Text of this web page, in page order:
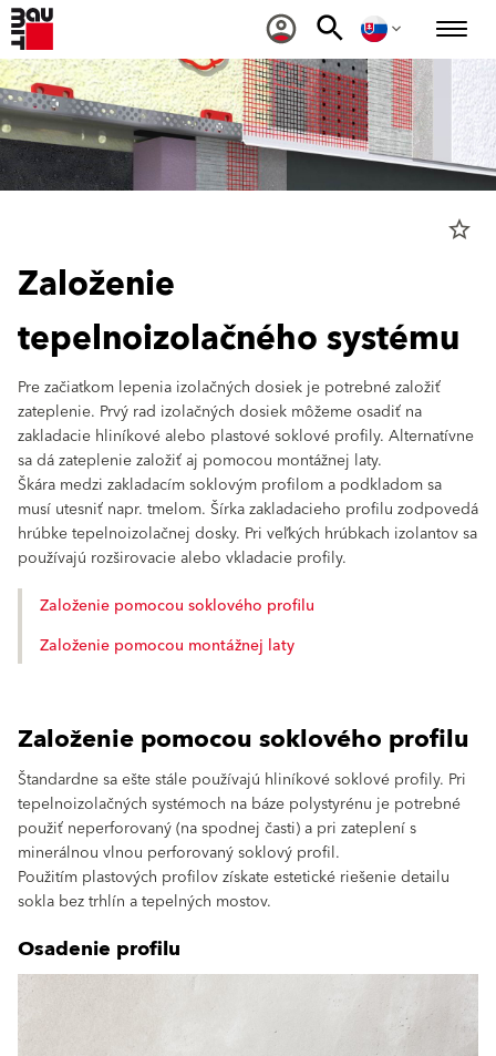
star_border
Založenie
tepelnoizolačného systému
Pre začiatkom lepenia izolačných dosiek je potrebné založiť
zateplenie. Prvý rad izolačných dosiek môžeme osadiť na
zakladacie hliníkové alebo plastové soklové profily. Alternatívne
sa dá zateplenie založiť aj pomocou montážnej laty.
Škára medzi zakladacím soklovým profilom a podkladom sa
musí utesniť napr. tmelom. Šírka zakladacieho profilu zodpovedá
hrúbke tepelnoizolačnej dosky. Pri veľkých hrúbkach izolantov sa
používajú rozširovacie alebo vkladacie profily.
Založenie pomocou soklového profilu
Založenie pomocou montážnej laty
Založenie pomocou soklového profilu
Štandardne sa ešte stále používajú hliníkové soklové profily. Pri
tepelnoizolačných systémoch na báze polystyrénu je potrebné
použiť neperforovaný (na spodnej časti) a pri zateplení s
minerálnou vlnou perforovaný soklový profil.
Použitím plastových profilov získate estetické riešenie detailu
sokla bez trhlín a tepelných mostov.
Osadenie profilu